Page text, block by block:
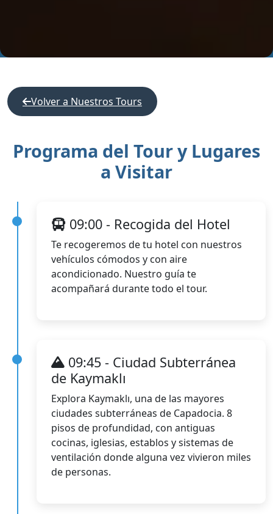
Volver a Nuestros Tours
Programa del Tour y Lugares
a Visitar
09:00 - Recogida del Hotel
Te recogeremos de tu hotel con nuestros
vehículos cómodos y con aire
acondicionado. Nuestro guía te
acompañará durante todo el tour.
09:45 - Ciudad Subterránea
de Kaymaklı
Explora Kaymaklı, una de las mayores
ciudades subterráneas de Capadocia. 8
pisos de profundidad, con antiguas
cocinas, iglesias, establos y sistemas de
ventilación donde alguna vez vivieron miles
de personas.